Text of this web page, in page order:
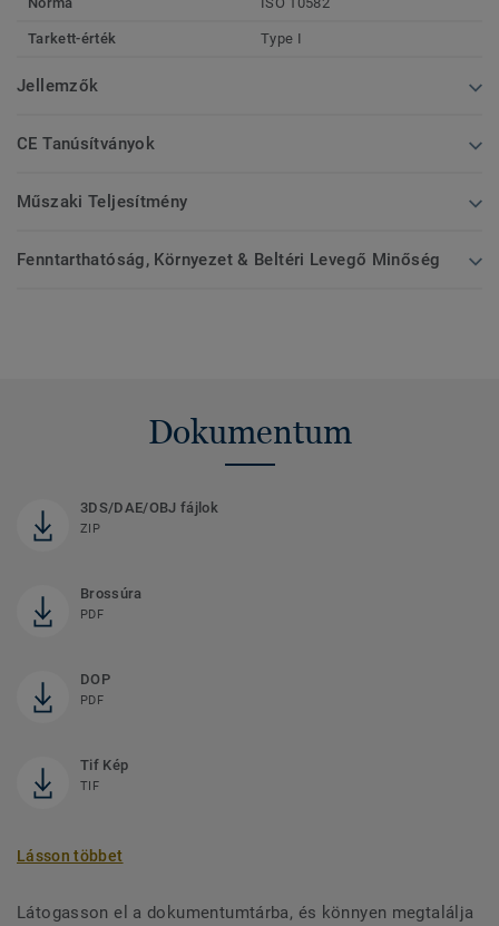
Tarkett-érték Type I
Jellemzők
CE Tanúsítványok
Műszaki Teljesítmény
Fenntarthatóság, Környezet & Beltéri Levegő Minőség
Dokumentum
3DS/DAE/OBJ fájlok
ZIP
Brossúra
PDF
DOP
PDF
Tif Kép
TIF
Lásson többet
Látogasson el a dokumentumtárba, és könnyen megtalálja